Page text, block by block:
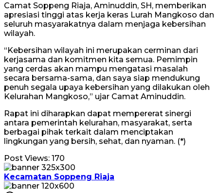
Camat Soppeng Riaja, Aminuddin, SH, memberikan
apresiasi tinggi atas kerja keras Lurah Mangkoso dan
seluruh masyarakatnya dalam menjaga kebersihan
wilayah.
“Kebersihan wilayah ini merupakan cerminan dari
kerjasama dan komitmen kita semua. Pemimpin
yang cerdas akan mampu mengatasi masalah
secara bersama-sama, dan saya siap mendukung
penuh segala upaya kebersihan yang dilakukan oleh
Kelurahan Mangkoso,” ujar Camat Aminuddin.
Rapat ini diharapkan dapat mempererat sinergi
antara pemerintah kelurahan, masyarakat, serta
berbagai pihak terkait dalam menciptakan
lingkungan yang bersih, sehat, dan nyaman. (*)
Post Views: 170
Kecamatan Soppeng Riaja